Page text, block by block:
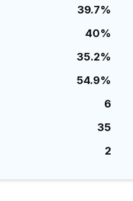
39.7%
40%
35.2%
54.9%
6
35
2